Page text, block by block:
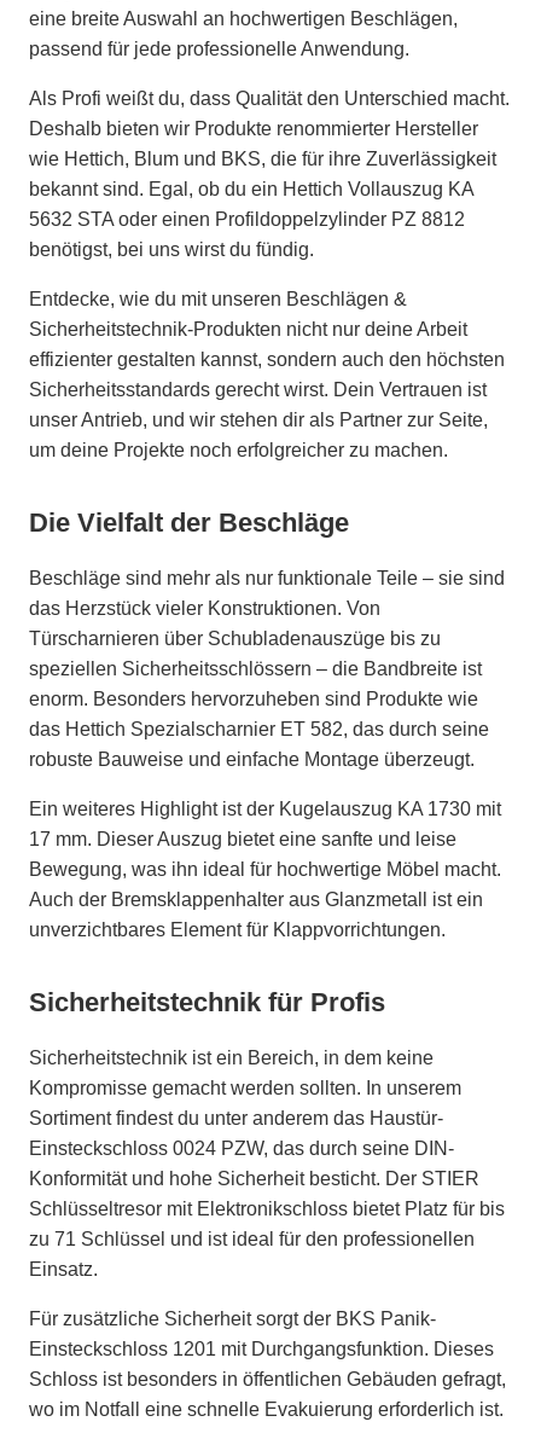
eine breite Auswahl an hochwertigen Beschlägen,
passend für jede professionelle Anwendung.
Als Profi weißt du, dass Qualität den Unterschied macht.
Deshalb bieten wir Produkte renommierter Hersteller
wie Hettich, Blum und BKS, die für ihre Zuverlässigkeit
bekannt sind. Egal, ob du ein Hettich Vollauszug KA
5632 STA oder einen Profildoppelzylinder PZ 8812
benötigst, bei uns wirst du fündig.
Entdecke, wie du mit unseren Beschlägen &
Sicherheitstechnik-Produkten nicht nur deine Arbeit
effizienter gestalten kannst, sondern auch den höchsten
Sicherheitsstandards gerecht wirst. Dein Vertrauen ist
unser Antrieb, und wir stehen dir als Partner zur Seite,
um deine Projekte noch erfolgreicher zu machen.
Die Vielfalt der Beschläge
Beschläge sind mehr als nur funktionale Teile – sie sind
das Herzstück vieler Konstruktionen. Von
Türscharnieren über Schubladenauszüge bis zu
speziellen Sicherheitsschlössern – die Bandbreite ist
enorm. Besonders hervorzuheben sind Produkte wie
das Hettich Spezialscharnier ET 582, das durch seine
robuste Bauweise und einfache Montage überzeugt.
Ein weiteres Highlight ist der Kugelauszug KA 1730 mit
17 mm. Dieser Auszug bietet eine sanfte und leise
Bewegung, was ihn ideal für hochwertige Möbel macht.
Auch der Bremsklappenhalter aus Glanzmetall ist ein
unverzichtbares Element für Klappvorrichtungen.
Sicherheitstechnik für Profis
Sicherheitstechnik ist ein Bereich, in dem keine
Kompromisse gemacht werden sollten. In unserem
Sortiment findest du unter anderem das Haustür-
Einsteckschloss 0024 PZW, das durch seine DIN-
Konformität und hohe Sicherheit besticht. Der STIER
Schlüsseltresor mit Elektronikschloss bietet Platz für bis
zu 71 Schlüssel und ist ideal für den professionellen
Einsatz.
Für zusätzliche Sicherheit sorgt der BKS Panik-
Einsteckschloss 1201 mit Durchgangsfunktion. Dieses
Schloss ist besonders in öffentlichen Gebäuden gefragt,
wo im Notfall eine schnelle Evakuierung erforderlich ist.